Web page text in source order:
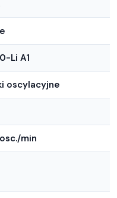
Li A1
oscylacyjne
min